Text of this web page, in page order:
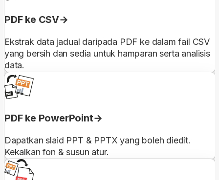
PDF ke CSV
Ekstrak data jadual daripada PDF ke dalam fail CSV
yang bersih dan sedia untuk hamparan serta analisis
data.
PDF ke PowerPoint
Dapatkan slaid PPT & PPTX yang boleh diedit.
Kekalkan fon & susun atur.